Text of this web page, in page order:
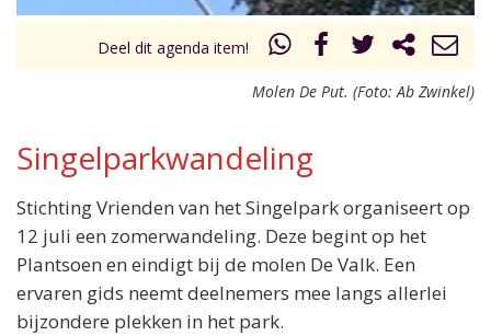
Deel dit agenda item!
Molen De Put. (Foto: Ab Zwinkel)
Locatie:
Het Plantsoen,
Plantsoen 41,
2311 KH Leiden
Wanneer:
Singelparkwandeling
Stichting Vrienden van het Singelpark organiseert op
12 juli een zomerwandeling. Deze begint op het
Plantsoen en eindigt bij de molen De Valk. Een
ervaren gids neemt deelnemers mee langs allerlei
bijzondere plekken in het park.